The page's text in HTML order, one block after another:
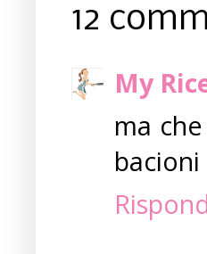
12
My
ma